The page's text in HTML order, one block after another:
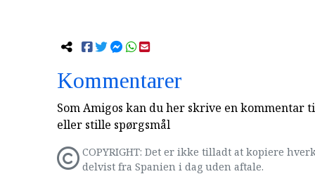
Kommentarer
Som Amigos kan du her skrive en kommentar
eller stille spørgsmål
COPYRIGHT: Det er ikke tilladt at kopiere
delvist fra Spanien i dag uden aftale.